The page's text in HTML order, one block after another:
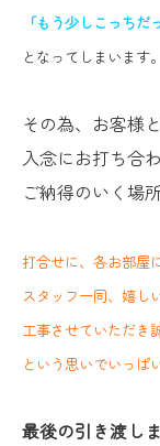
「もう少しこっちだ
となってしまいます。
その為、お客様
入念にお打ち合
ご納得のいく場
打合せに、各お部屋
スタッフ一同、嬉し
工事させていただき
という思いでいっぱ
最後の引き渡し